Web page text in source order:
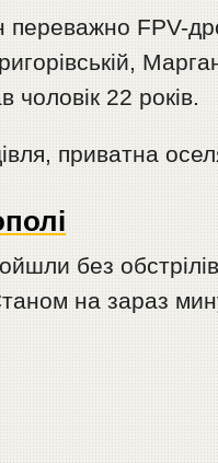
переважно FPV-
22 років.
приватна
без
на зараз